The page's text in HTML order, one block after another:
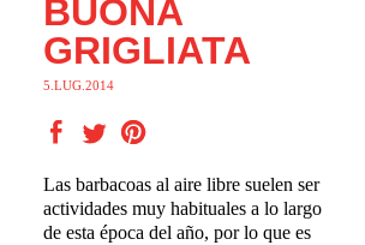
BUONA
GRIGLIATA
5.LUG.2014
Las barbacoas al aire libre suelen ser
actividades muy habituales a lo largo
de esta época del año, por lo que es